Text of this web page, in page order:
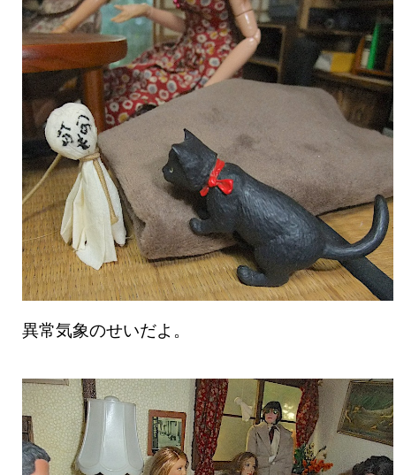
異常気象のせいだよ。